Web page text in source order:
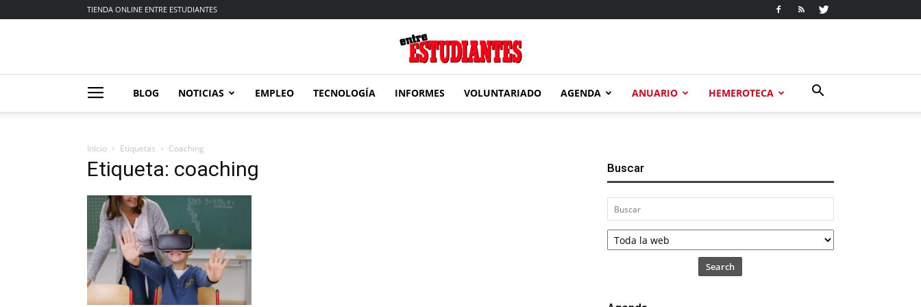
TIENDA ONLINE ENTRE ESTUDIANTES
BLOG NOTICIAS EMPLEO TECNOLOGÍA INFORMES VOLUNTARIADO AGENDA ANUARIO HEMEROTECA
Inicio Etiquetas Coaching
Etiqueta: coaching Buscar
Search